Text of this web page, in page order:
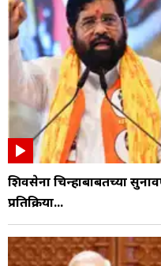
शिवसेना चिन्हाबाबतच्या
प्रतिक्रिया...